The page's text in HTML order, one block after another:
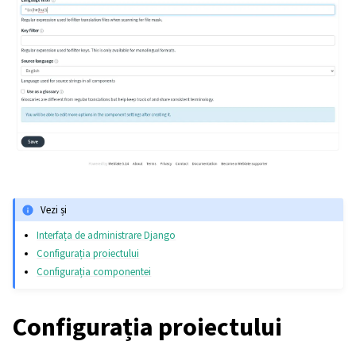
Vezi și
Interfața de administrare Django
Configurația proiectului
Configurația componentei
Configurația proiectului